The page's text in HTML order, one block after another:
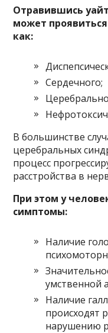
Отравившись
может
как:
Сердечного;
В большинстве
церебральных
процесс
расстройства в
При этом у
симптомы:
Наличие
умственной
Наличие
происходят
нарушению